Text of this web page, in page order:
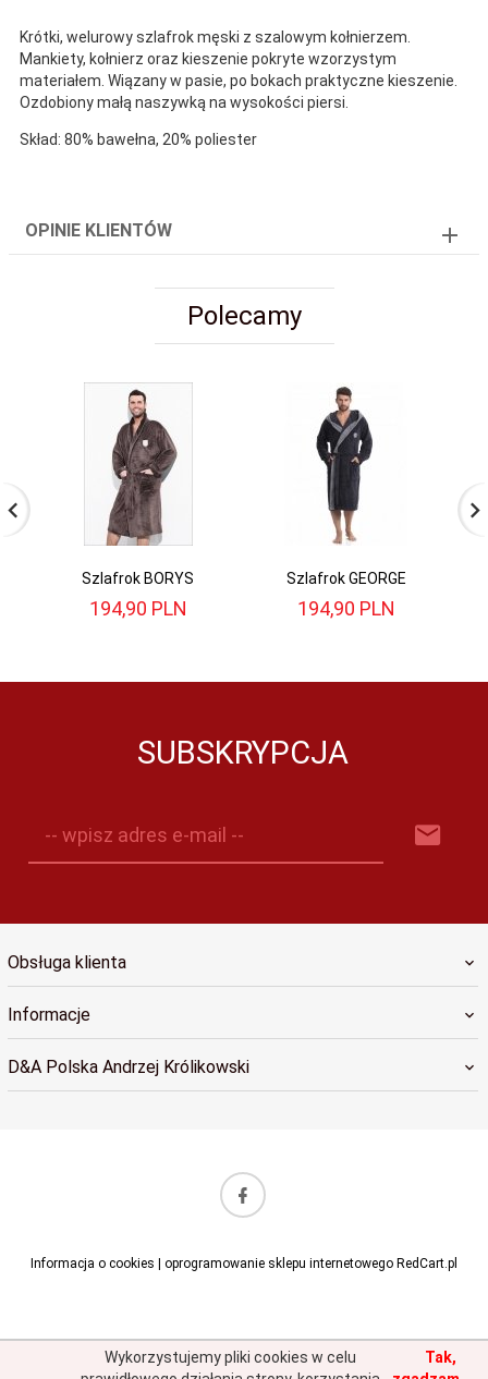
Krótki, welurowy szlafrok męski z szalowym kołnierzem.
Mankiety, kołnierz oraz kieszenie pokryte wzorzystym
materiałem. Wiązany w pasie, po bokach praktyczne kieszenie.
Ozdobiony małą naszywką na wysokości piersi.
Skład: 80% bawełna, 20% poliester
OPINIE KLIENTÓW
Polecamy
Szlafrok BORYS
194,90 PLN
Szlafrok GEORGE
194,90 PLN
SUBSKRYPCJA
-- wpisz adres e-mail --
Obsługa klienta
Informacje
D&A Polska Andrzej Królikowski
Informacja o cookies | oprogramowanie sklepu internetowego RedCart.pl
Wykorzystujemy pliki cookies w celu
Tak,